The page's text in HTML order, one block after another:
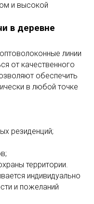
и высокой
в деревне
линии
от качественного
обеспечить
в любой точке
резиденций;
территории.
индивидуально
и пожеланий